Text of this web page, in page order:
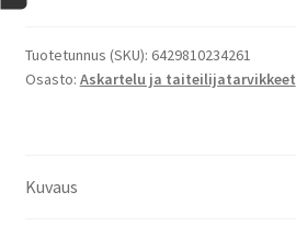
Tuotetunnus (SKU): 6429810234261
Osasto: Askartelu ja taiteilijatarvikkeet
Kuvaus